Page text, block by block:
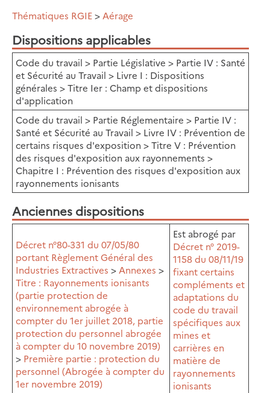
Thématiques RGIE>Aérage
Dispositions applicables
Code du travail > Partie Législative > Partie IV : Santé
et Sécurité au Travail > Livre I : Dispositions
générales > Titre Ier : Champ et dispositions
d'application
Code du travail > Partie Réglementaire > Partie IV :
Santé et Sécurité au Travail > Livre IV : Prévention de
certains risques d'exposition > Titre V : Prévention
des risques d'exposition aux rayonnements >
Chapitre I : Prévention des risques d'exposition aux
rayonnements ionisants
Anciennes dispositions
Décret n°80-331 du 07/05/80
portant Règlement Général des
Industries Extractives >Annexes >
Titre : Rayonnements ionisants
(partie protection de
environnement abrogée à
compter du 1er juillet 2018, partie
protection du personnel abrogée
à compter du 10 novembre 2019)
> Première partie : protection du
personnel (Abrogée à compter du
1er novembre 2019)
Est abrogé par
Décret n° 2019-
1158 du 08/11/19
fixant certains
compléments et
adaptations du
code du travail
spécifiques aux
mines et
carrières en
matière de
rayonnements
ionisants